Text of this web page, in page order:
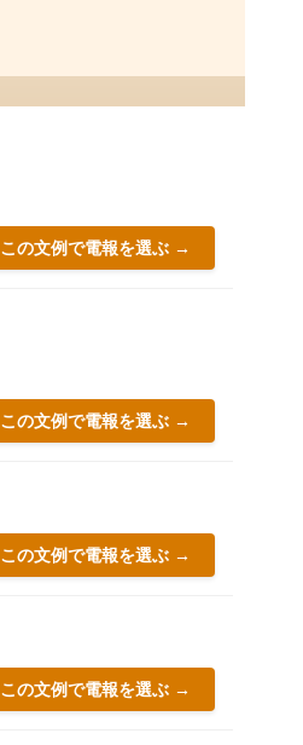
この文例で電報を選ぶ →
この文例で電報を選ぶ →
この文例で電報を選ぶ →
この文例で電報を選ぶ →